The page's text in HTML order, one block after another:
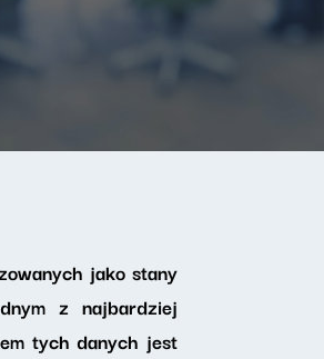
jako stany
z najbardziej
tych danych jest